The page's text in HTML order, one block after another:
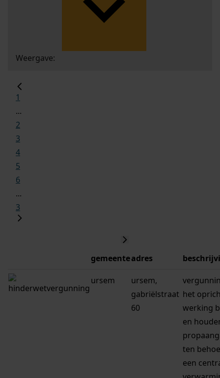
Weergave:
1
...
2
3
4
5
6
...
3
gemeenteadres
ursem
ursem,
gabriëlstraat
60
het
werking
en
ten
een